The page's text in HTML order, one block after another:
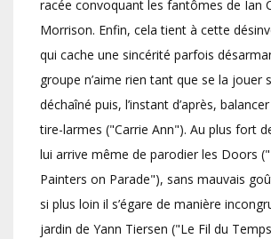
racée convoquant les fantômes de Ian
Morrison. Enfin, cela tient à cette
qui cache une sincérité parfois
groupe n’aime rien tant que se la jouer
déchaîné puis, l’instant d’après,
tire-larmes ("Carrie Ann"). Au plus fort
lui arrive même de parodier les Doors
Painters on Parade"), sans mauvais
si plus loin il s’égare de manière
jardin de Yann Tiersen ("Le Fil du